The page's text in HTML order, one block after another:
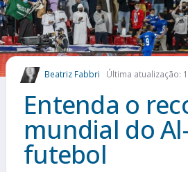
FUTEBOL
COMO APOSTAR
MAIS ESPORTES
Beatriz Fabbri Última atualização:
Entenda o
mundial do
futebol